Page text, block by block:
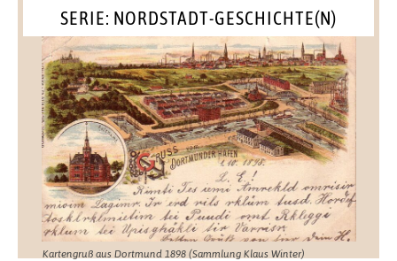
SERIE: NORDSTADT-GESCHICHTE(N)
Kartengruß aus Dortmund 1898 (Sammlung Klaus Winter)